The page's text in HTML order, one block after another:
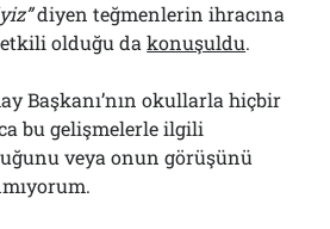
diyen teğmenlerin ihracına
olduğu dakonuşuldu.
Başkanı’nın okullarla hiçbir
bu gelişmelerle ilgili
veya onun görüşünü